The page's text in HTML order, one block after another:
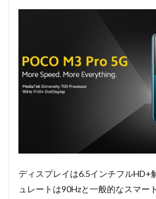
ディスプレイは6.5インチフルHD+
ュレートは90Hzと一般的なスマー